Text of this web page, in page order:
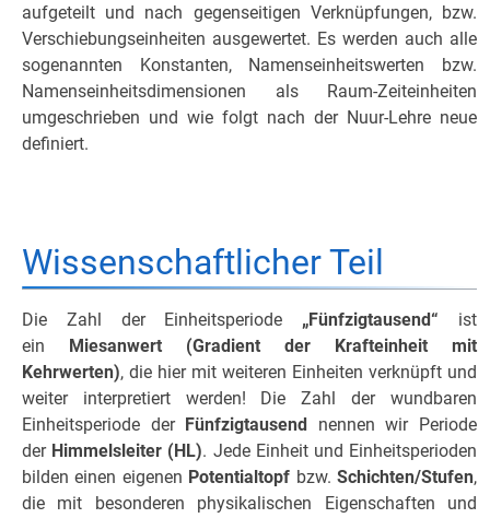
aufgeteilt und nach gegenseitigen Verknüpfungen, bzw.
Verschiebungseinheiten ausgewertet. Es werden auch alle
sogenannten Konstanten, Namenseinheitswerten bzw.
Namenseinheitsdimensionen als Raum-Zeiteinheiten
umgeschrieben und wie folgt nach der Nuur-Lehre neue
definiert.
Wissenschaftlicher Teil
Die Zahl der Einheitsperiode „Fünfzigtausend“ ist
ein Miesanwert (Gradient der Krafteinheit mit
Kehrwerten), die hier mit weiteren Einheiten verknüpft und
weiter interpretiert werden! Die Zahl der wundbaren
Einheitsperiode der Fünfzigtausend nennen wir Periode
der Himmelsleiter (HL). Jede Einheit und Einheitsperioden
bilden einen eigenen Potentialtopf bzw.Schichten/Stufen,
die mit besonderen physikalischen Eigenschaften und